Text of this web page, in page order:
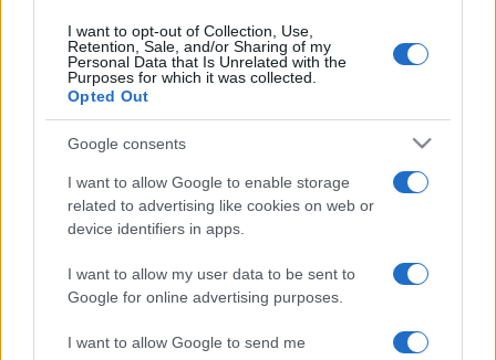
I want to opt-out of Collection, Use,
Retention, Sale, and/or Sharing of my
Personal Data that Is Unrelated with the
Purposes for which it was collected.
Opted Out
Google consents
I want to allow Google to enable storage
related to advertising like cookies on web or
device identifiers in apps.
I want to allow my user data to be sent to
Google for online advertising purposes.
I want to allow Google to send me
Nyitókép forrása: www.opusztaszer.hu
ÓPUSZTASZER ÓPUSZTASZERI NEMZETI TÖRTÉNETI EMLÉKPARK